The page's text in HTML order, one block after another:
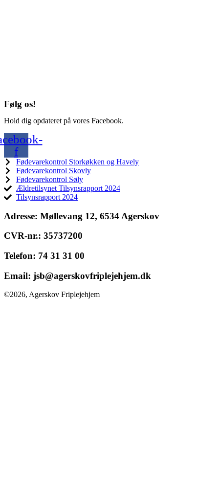
Følg os!
Hold dig opdateret på vores Facebook.
f
Fødevarekontrol Storkøkken og Havely
Fødevarekontrol Skovly
Fødevarekontrol Søly
Ældretilsynet Tilsynsrapport 2024
Tilsynsrapport 2024
Adresse: Møllevang 12, 6534 Agerskov
CVR-nr.: 35737200
Telefon: 74 31 31 00
Email: jsb@agerskovfriplejehjem.dk
©2026, Agerskov Friplejehjem